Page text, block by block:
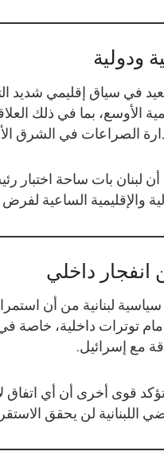
ودولية
في سياق إقليمي شديد
الأوسع، بما في ذلك
الصراعات في الشرق
لبنان بات ساحة اختبار
والإقليمية الساعية
داخلي
لبنانية من أن
أمام توترات داخلية،
مع إسرائيل.
قوى أخرى أن أي
اللبنانية لن يحقق